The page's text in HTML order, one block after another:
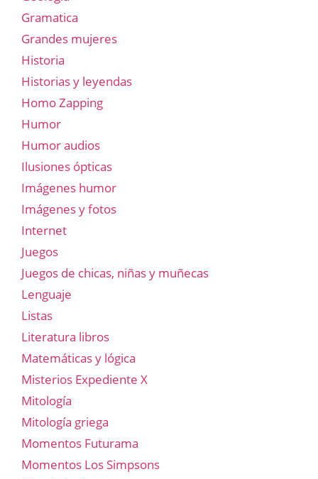
Gramatica
Grandes mujeres
Historia
Historias y leyendas
Homo Zapping
Humor
Humor audios
Ilusiones ópticas
Imágenes humor
Imágenes y fotos
Internet
Juegos
Juegos de chicas, niñas y muñecas
Lenguaje
Listas
Literatura libros
Matemáticas y lógica
Misterios Expediente X
Mitología
Mitología griega
Momentos Futurama
Momentos Los Simpsons